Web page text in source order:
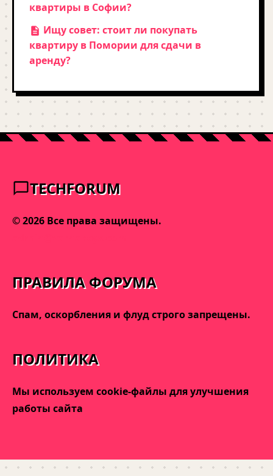
квартиры в Софии?
Ищу совет: стоит ли покупать
квартиру в Помории для сдачи в
аренду?
TECHFORUM
© 2026 Все права защищены.
ПРАВИЛА ФОРУМА
Спам, оскорбления и флуд строго запрещены.
ПОЛИТИКА
Мы используем cookie-файлы для улучшения
работы сайта